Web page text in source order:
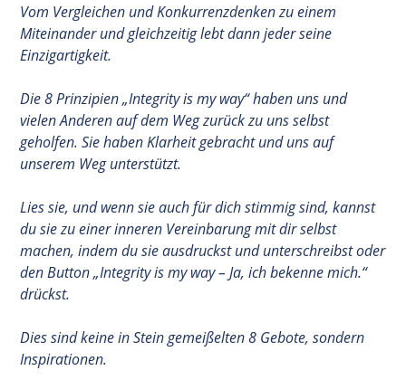
Vom Vergleichen und Konkurrenzdenken zu einem
Miteinander und gleichzeitig lebt dann jeder seine
Einzigartigkeit.
Die 8 Prinzipien „Integrity is my way“ haben uns und
vielen Anderen auf dem Weg zurück zu uns selbst
geholfen. Sie haben Klarheit gebracht und uns auf
unserem Weg unterstützt.
Lies sie, und wenn sie auch für dich stimmig sind, kannst
du sie zu einer inneren Vereinbarung mit dir selbst
machen, indem du sie ausdruckst und unterschreibst oder
den Button „Integrity is my way – Ja, ich bekenne mich.“
drückst.
Dies sind keine in Stein gemeißelten 8 Gebote, sondern
Inspirationen.